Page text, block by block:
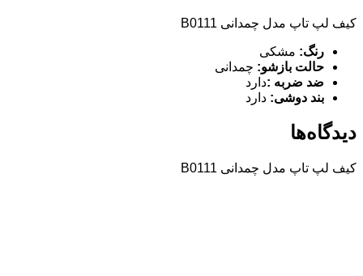
کیف لپ تاپ مدل چمدانی B0111
رنگ: مشکی
حالت بازشو: چمدانی
ضد ضربه :دارد
بند دوشی: دارد
دیدگاه‌ها
کیف لپ تاپ مدل چمدانی B0111